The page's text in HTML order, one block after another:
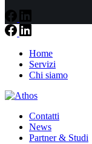
Home
Servizi
Chi siamo
Contatti
News
Partner & Studi